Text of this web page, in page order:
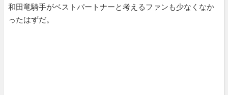
和田竜騎手がベストパートナーと考えるファンも少なくなか
ったはずだ。